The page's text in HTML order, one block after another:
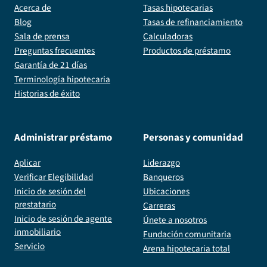
Acerca de
Blog
Sala de prensa
Preguntas frecuentes
Garantía de 21 días
Terminología hipotecaria
Historias de éxito
Tasas hipotecarias
Tasas de refinanciamiento
Calculadoras
Productos de préstamo
Administrar préstamo
Aplicar
Verificar Elegibilidad
Inicio de sesión del
prestatario
Inicio de sesión de agente
inmobiliario
Servicio
Personas y comunidad
Liderazgo
Banqueros
Ubicaciones
Carreras
Únete a nosotros
Fundación comunitaria
Arena hipotecaria total